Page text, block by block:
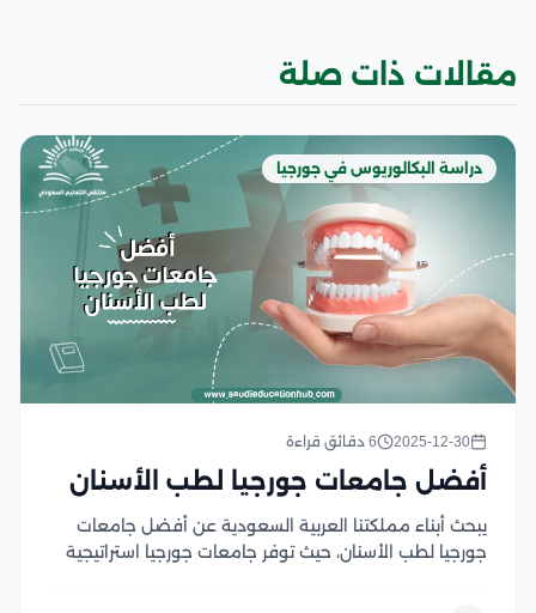
مقالات ذات صلة
دراسة البكالوريوس في جورجيا
2025-12-30 6 دقائق قراءة
أفضل جامعات جورجيا لطب الأسنان
يبحث أبناء مملكتنا العربية السعودية عن أفضل جامعات
جورجيا لطب الأسنان، حيث توفر جامعات جورجيا استراتيجية